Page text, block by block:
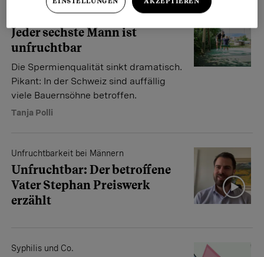
Alarmierende Zahlen
Jeder sechste Mann ist
unfruchtbar
Die Spermienqualität sinkt dramatisch.
Pikant: In der Schweiz sind auffällig
viele Bauernsöhne betroffen.
Tanja Polli
Unfruchtbarkeit bei Männern
Unfruchtbar: Der betroffene
Vater Stephan Preiswerk
erzählt
Syphilis und Co.